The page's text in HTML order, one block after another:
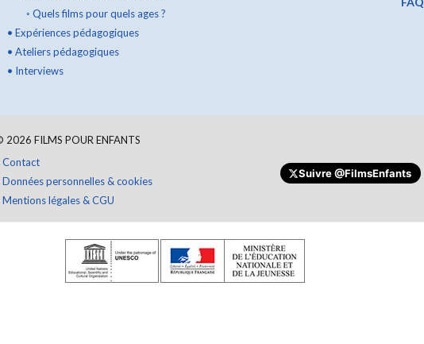
Faire un don
◦ Quels films pour quels ages ?
• Expériences pédagogiques
• Ateliers pédagogiques
• Interviews
2026 FILMS POUR ENFANTS
Contact
Données personnelles & cookies
Mentions légales & CGU
Suivre@FilmsEnfants